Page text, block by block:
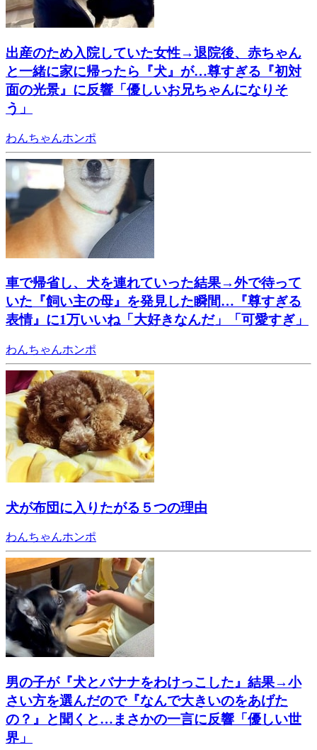
出産のため入院していた女性→退院後、赤ちゃん
と一緒に家に帰ったら『犬』が…尊すぎる『初対
面の光景』に反響「優しいお兄ちゃんになりそ
う」
わんちゃんホンポ
車で帰省し、犬を連れていった結果→外で待って
いた『飼い主の母』を発見した瞬間…『尊すぎる
表情』に1万いいね「大好きなんだ」「可愛すぎ」
わんちゃんホンポ
犬が布団に入りたがる５つの理由
わんちゃんホンポ
男の子が『犬とバナナをわけっこした』結果→小
さい方を選んだので『なんで大きいのをあげた
の？』と聞くと…まさかの一言に反響「優しい世
界」